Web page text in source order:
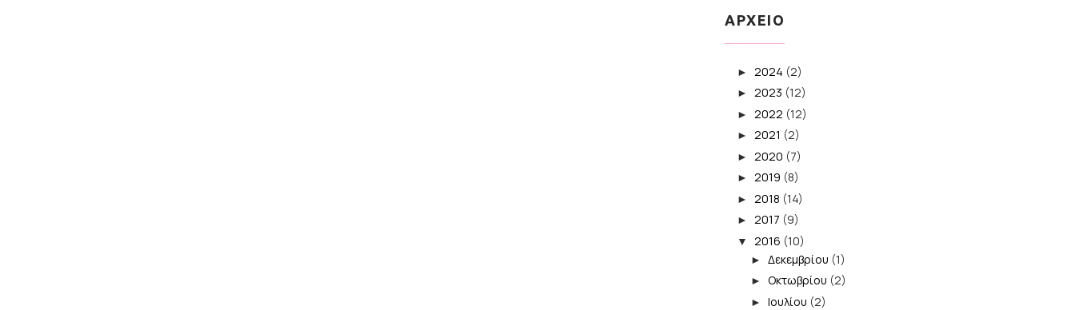
ΑΡΧΕΙΟ
► 2024 (2)
► 2023 (12)
► 2022 (12)
► 2021 (2)
► 2020 (7)
► 2019 (8)
► 2018 (14)
► 2017 (9)
▼ 2016 (10)
► Δεκεμβρίου (1)
► Οκτωβρίου (2)
► Ιουλίου (2)